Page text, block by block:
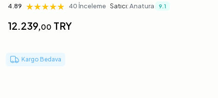
4.89 ★★★★★
★★★★★
★★★★★ 40 İnceleme Satıcı:Anatura 9.1
12.239,00 TRY
Kargo Bedava